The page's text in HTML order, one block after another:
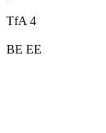
TfA 4
BE EE